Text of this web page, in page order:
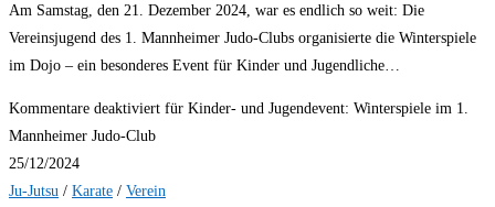
Am Samstag, den 21. Dezember 2024, war es endlich so weit: Die
Vereinsjugend des 1. Mannheimer Judo-Clubs organisierte die Winterspiele
im Dojo – ein besonderes Event für Kinder und Jugendliche…
Kommentare deaktiviert für Kinder- und Jugendevent: Winterspiele im 1.
Mannheimer Judo-Club
25/12/2024
Ju-Jutsu / Karate / Verein